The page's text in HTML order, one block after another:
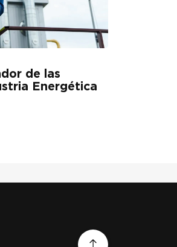
de las
Energética